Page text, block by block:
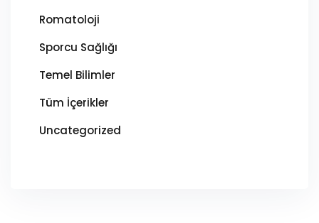
Romatoloji
Sporcu Sağlığı
Temel Bilimler
Tüm İçerikler
Uncategorized